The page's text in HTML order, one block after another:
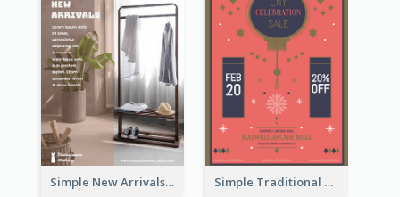
Simple New Arrivals Flyer For The Coming Year Simple Traditional CNY Sales Flyer Design